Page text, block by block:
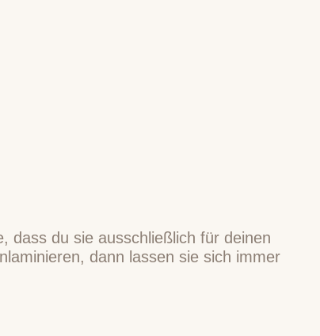
dass du sie ausschließlich für deinen
dann lassen sie sich immer